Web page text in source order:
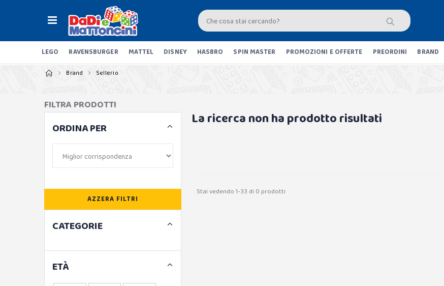
LEGO RAVENSBURGER MATTEL DISNEY HASBRO SPIN MASTER PROMOZIONI E OFFERTE PREORDINI BRAND
Brand Sellerio
La ricerca non ha prodotto risultati
Stai vedendo 1-33 di 0 prodotti
FILTRA PRODOTTI
ORDINA PER
AZZERA FILTRI
CATEGORIE
ETÀ